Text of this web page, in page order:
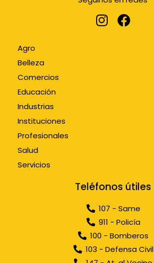
Agro
Belleza
Comercios
Educación
Industrias
Instituciones
Profesionales
Salud
Servicios
Teléfonos útiles
107 - Same
911 - Policía
100 - Bomberos
103 - Defensa Civil